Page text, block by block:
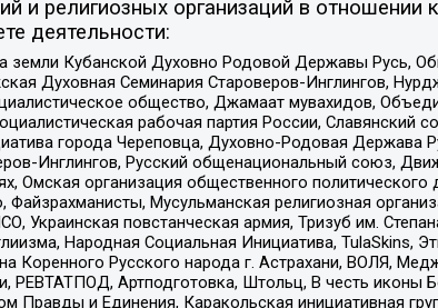
и религиозных организаций в
деятельности:
земли Кубанской Духовно Родовой Державы Русь,
Духовная Семинария Староверов-Инглингов,
общество, Джамаат мувахидов,
рабочая партия России,
города Череповца, Духовно-Родовая Держава
Инглингов, Русский общенациональный союз,
Омская организация общественного
Мусульманская религиозная
Украинская повстанческая армия, Тризуб им.
Народная Социальная Инициатива, TulaSkins,
Русского народа г. Астрахани, ВОЛЯ,
РЕВТАТПОД, Артподготовка, Штольц, В честь
Правды и Единения, Каракольская инициативная